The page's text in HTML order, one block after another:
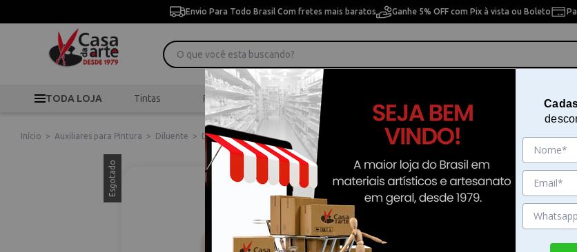
Envio Para Todo Brasil Com fretes mais baratos Ganhe 5% OFF com Pix à vista ou Boleto
TODA LOJA Tintas Pincéis Desenho
Início > Auxiliares para Pintura > Diluente > Diluente Mineral 500ml Corfix - 48400
Esgotado Diluente Mineral 500ml